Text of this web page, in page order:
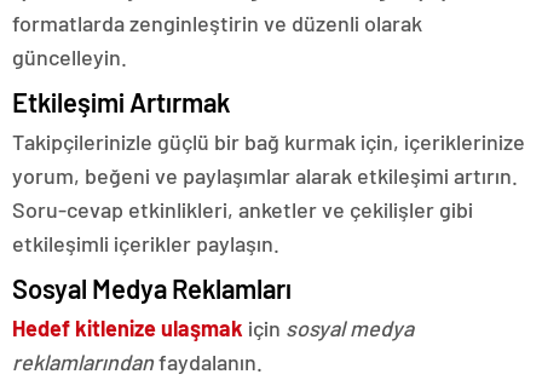
formatlarda zenginleştirin ve düzenli olarak
güncelleyin.
Etkileşimi Artırmak
Takipçilerinizle güçlü bir bağ kurmak için, içeriklerinize
yorum, beğeni ve paylaşımlar alarak etkileşimi artırın.
Soru-cevap etkinlikleri, anketler ve çekilişler gibi
etkileşimli içerikler paylaşın.
Sosyal Medya Reklamları
Hedef kitlenize ulaşmak için sosyal medya
reklamlarındanfaydalanın.